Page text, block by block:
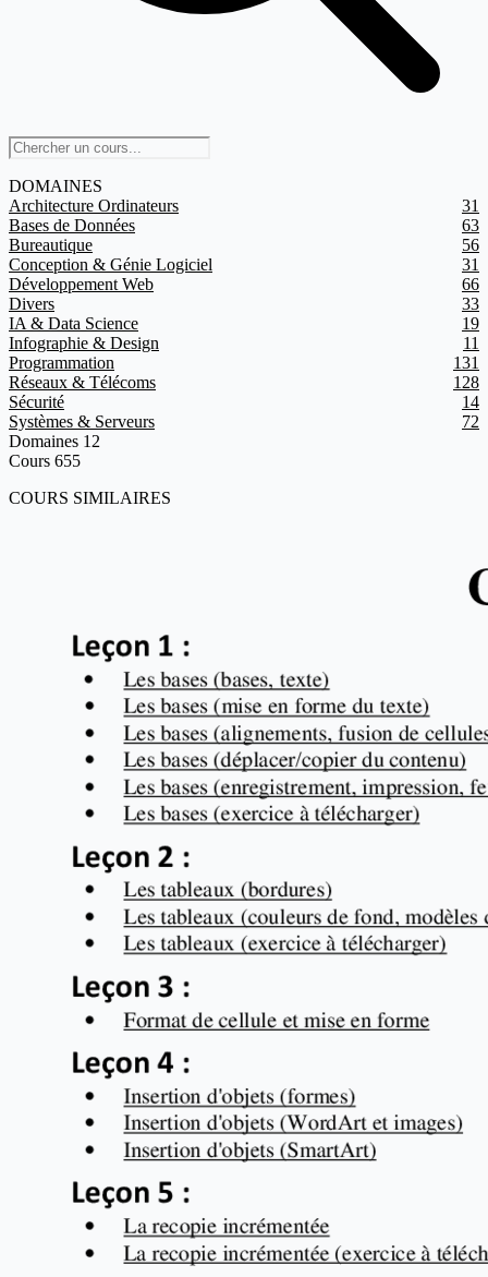
DOMAINES
Architecture Ordinateurs
31
Bases de Données
63
Bureautique
56
Conception & Génie Logiciel
31
Développement Web
66
Divers
33
IA & Data Science
19
Infographie & Design
11
Programmation
131
Réseaux & Télécoms
128
Sécurité
14
Systèmes & Serveurs
72
Domaines 12
Cours 655
COURS SIMILAIRES